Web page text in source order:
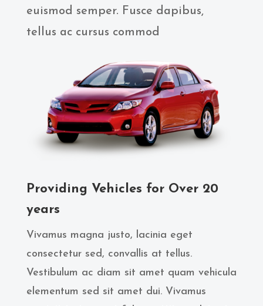
euismod semper. Fusce dapibus,
tellus ac cursus commod
Providing Vehicles for Over 20
years
Vivamus magna justo, lacinia eget
consectetur sed, convallis at tellus.
Vestibulum ac diam sit amet quam vehicula
elementum sed sit amet dui. Vivamus